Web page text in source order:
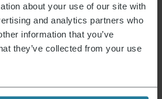
about your use of our site with
and analytics partners who
information that you’ve
they’ve collected from your use
verfügbar